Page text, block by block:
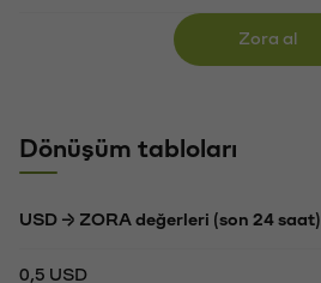
Zora al
Dönüşüm tabloları
USD → ZORA değerleri (son 24 saat)
0,5 USD